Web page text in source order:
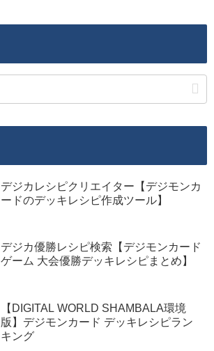
デジカレシピクリエイター【デジモンカ
ードのデッキレシピ作成ツール】
デジカ優勝レシピ検索【デジモンカード
ゲーム 大会優勝デッキレシピまとめ】
【DIGITAL WORLD SHAMBALA環境
版】デジモンカード デッキレシピラン
キング